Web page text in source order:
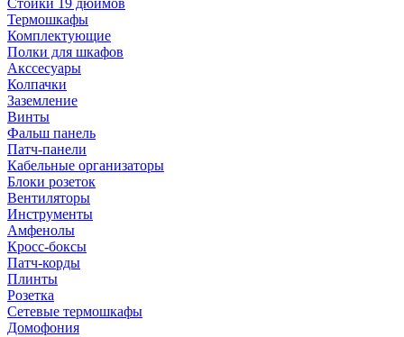
Стойки 19 дюймов
Термошкафы
Комплектующие
Полки для шкафов
Акссесуары
Колпачки
Заземление
Винты
Фальш панель
Патч-панели
Кабельные организаторы
Блоки розеток
Вентиляторы
Инструменты
Амфенолы
Кросс-боксы
Патч-корды
Плинты
Розетка
Сетевые термошкафы
Домофония